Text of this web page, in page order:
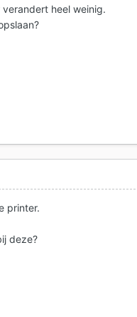
heel weinig.
printer.
deze?